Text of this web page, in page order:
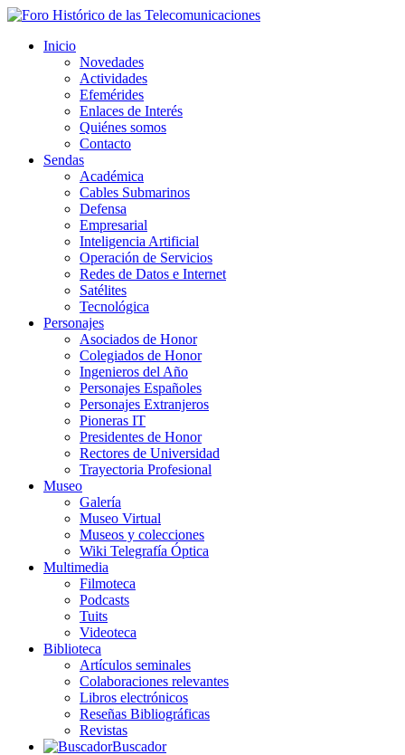
Inicio
Novedades
Actividades
Efemérides
Enlaces de Interés
Quiénes somos
Contacto
Sendas
Académica
Cables Submarinos
Defensa
Empresarial
Inteligencia Artificial
Operación de Servicios
Redes de Datos e Internet
Satélites
Tecnológica
Personajes
Asociados de Honor
Colegiados de Honor
Ingenieros del Año
Personajes Españoles
Personajes Extranjeros
Pioneras IT
Presidentes de Honor
Rectores de Universidad
Trayectoria Profesional
Museo
Galería
Museo Virtual
Museos y colecciones
Wiki Telegrafía Óptica
Multimedia
Filmoteca
Podcasts
Tuits
Videoteca
Biblioteca
Artículos seminales
Colaboraciones relevantes
Libros electrónicos
Reseñas Bibliográficas
Revistas
Buscador